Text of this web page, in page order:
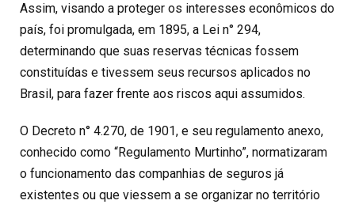
Assim, visando a proteger os interesses econômicos do
país, foi promulgada, em 1895, a Lei n° 294,
determinando que suas reservas técnicas fossem
constituídas e tivessem seus recursos aplicados no
Brasil, para fazer frente aos riscos aqui assumidos.
O Decreto n° 4.270, de 1901, e seu regulamento anexo,
conhecido como “Regulamento Murtinho”, normatizaram
o funcionamento das companhias de seguros já
existentes ou que viessem a se organizar no território